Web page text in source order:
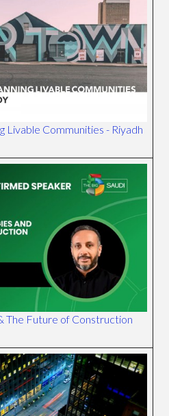
Livable Communities - Riyadh
The Future of Construction